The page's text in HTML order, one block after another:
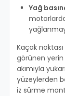
Yağ
Kaçak
görünen yerin
akımıyla
yüzeylerden
iz sürme